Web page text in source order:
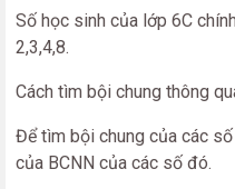
Số học sinh của lớp 6C
2,3,4,8.
Cách tìm bội chung thông
Để tìm bội chung của các
của BCNN của các số đó.